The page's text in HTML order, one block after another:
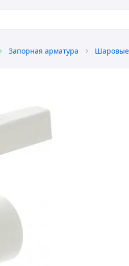
Запорная арматура